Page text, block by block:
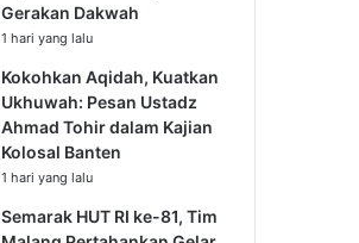
Gerakan Dakwah
1 hari yang lalu
Kokohkan Aqidah, Kuatkan
Ukhuwah: Pesan Ustadz
Ahmad Tohir dalam Kajian
Kolosal Banten
1 hari yang lalu
Semarak HUT RI ke-81, Tim